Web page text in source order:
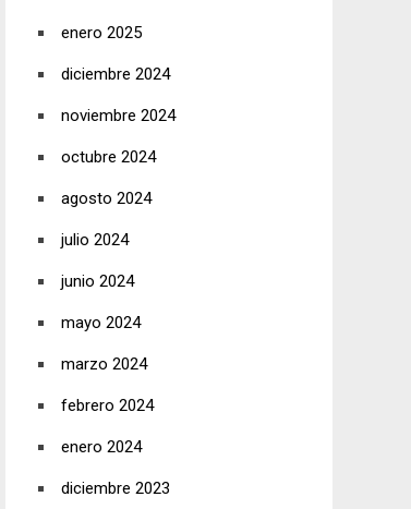
enero 2025
diciembre 2024
noviembre 2024
octubre 2024
agosto 2024
julio 2024
junio 2024
mayo 2024
marzo 2024
febrero 2024
enero 2024
diciembre 2023